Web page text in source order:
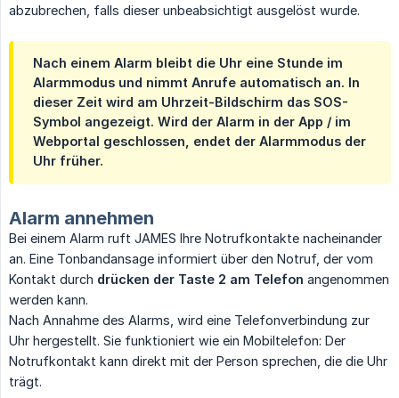
abzubrechen, falls dieser unbeabsichtigt ausgelöst wurde.
Nach einem Alarm bleibt die Uhr eine Stunde im
Alarmmodus und nimmt Anrufe automatisch an. In
dieser Zeit wird am Uhrzeit-Bildschirm das SOS-
Symbol angezeigt. Wird der Alarm in der App / im
Webportal geschlossen, endet der Alarmmodus der
Uhr früher.
Alarm annehmen
Bei einem Alarm ruft JAMES Ihre Notrufkontakte nacheinander
an. Eine Tonbandansage informiert über den Notruf, der vom
Kontakt durch drücken der Taste 2 am Telefon angenommen
werden kann.
Nach Annahme des Alarms, wird eine Telefonverbindung zur
Uhr hergestellt. Sie funktioniert wie ein Mobiltelefon: Der
Notrufkontakt kann direkt mit der Person sprechen, die die Uhr
trägt.